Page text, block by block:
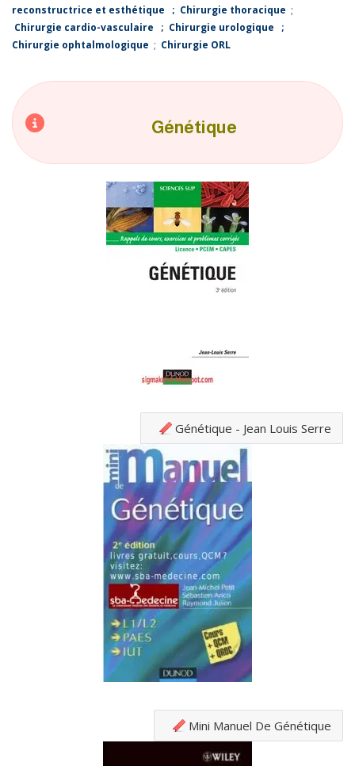
reconstructrice et esthétique ; Chirurgie thoracique ;
Chirurgie cardio-vasculaire
; Chirurgie urologique ;
Chirurgie ophtalmologique ; Chirurgie ORL
Génétique
Génétique - Jean Louis Serre
Mini Manuel De Génétique